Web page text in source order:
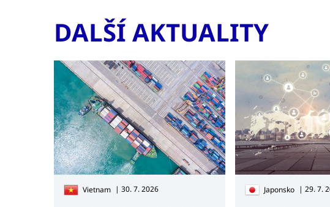
DALŠÍ AKTUALITY
Vietnam | 30. 7. 2026 Japonsko | 29. 7.